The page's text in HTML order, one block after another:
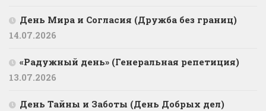
День Мира и Согласия (Дружба без границ)
14.07.2026
«Радужный день» (Генеральная репетиция)
13.07.2026
День Тайны и Заботы (День Добрых дел)